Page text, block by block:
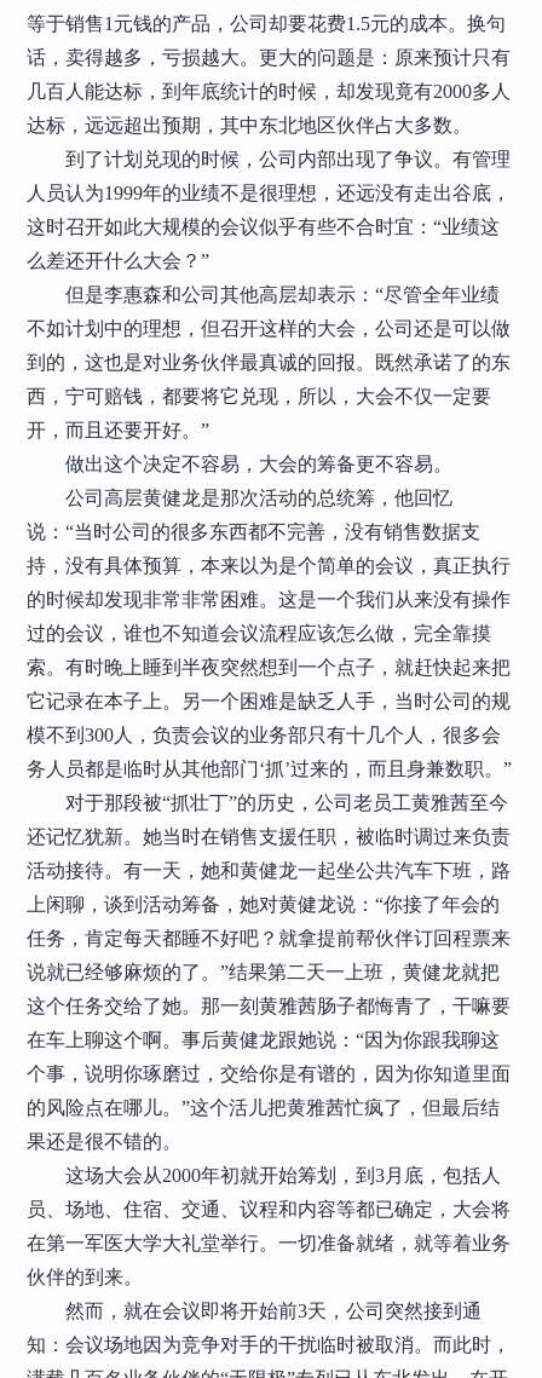
等于销售1元钱的产品，公司却要花费1.5元的成本。换句
话，卖得越多，亏损越大。更大的问题是：原来预计只有
几百人能达标，到年底统计的时候，却发现竟有2000多人
达标，远远超出预期，其中东北地区伙伴占大多数。
到了计划兑现的时候，公司内部出现了争议。有管理
人员认为1999年的业绩不是很理想，还远没有走出谷底，
这时召开如此大规模的会议似乎有些不合时宜：“业绩这
么差还开什么大会？”
但是李惠森和公司其他高层却表示：“尽管全年业绩
不如计划中的理想，但召开这样的大会，公司还是可以做
到的，这也是对业务伙伴最真诚的回报。既然承诺了的东
西，宁可赔钱，都要将它兑现，所以，大会不仅一定要
开，而且还要开好。”
做出这个决定不容易，大会的筹备更不容易。
公司高层黄健龙是那次活动的总统筹，他回忆
说：“当时公司的很多东西都不完善，没有销售数据支
持，没有具体预算，本来以为是个简单的会议，真正执行
的时候却发现非常非常困难。这是一个我们从来没有操作
过的会议，谁也不知道会议流程应该怎么做，完全靠摸
索。有时晚上睡到半夜突然想到一个点子，就赶快起来把
它记录在本子上。另一个困难是缺乏人手，当时公司的规
模不到300人，负责会议的业务部只有十几个人，很多会
务人员都是临时从其他部门‘抓’过来的，而且身兼数职。”
对于那段被“抓壮丁”的历史，公司老员工黄雅茜至今
还记忆犹新。她当时在销售支援任职，被临时调过来负责
活动接待。有一天，她和黄健龙一起坐公共汽车下班，路
上闲聊，谈到活动筹备，她对黄健龙说：“你接了年会的
任务，肯定每天都睡不好吧？就拿提前帮伙伴订回程票来
说就已经够麻烦的了。”结果第二天一上班，黄健龙就把
这个任务交给了她。那一刻黄雅茜肠子都悔青了，干嘛要
在车上聊这个啊。事后黄健龙跟她说：“因为你跟我聊这
个事，说明你琢磨过，交给你是有谱的，因为你知道里面
的风险点在哪儿。”这个活儿把黄雅茜忙疯了，但最后结
果还是很不错的。
这场大会从2000年初就开始筹划，到3月底，包括人
员、场地、住宿、交通、议程和内容等都已确定，大会将
在第一军医大学大礼堂举行。一切准备就绪，就等着业务
伙伴的到来。
然而，就在会议即将开始前3天，公司突然接到通
知：会议场地因为竞争对手的干扰临时被取消。而此时，